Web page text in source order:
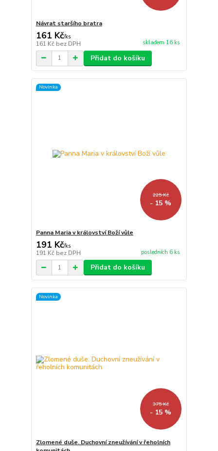
Návrat staršího bratra
161 Kč/ks
161 Kč bez DPH skladem 16 ks
Přidat do košíku
Novinka
225 Kč
- 15 %
Panna Maria v království Boží vůle
191 Kč/ks
191 Kč bez DPH posledních 6 ks
Přidat do košíku
Novinka
375 Kč
- 15 %
Zlomené duše. Duchovní zneužívání v řeholních